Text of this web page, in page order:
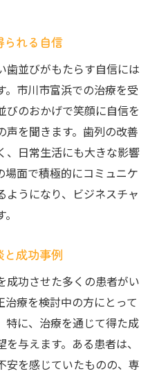
れる自信
歯並びがもたらす自信には
市川市富浜での治療を受
びのおかげで笑顔に自信を
を聞きます。歯列の改善
、日常生活にも大きな影響
場面で積極的にコミュニケ
ようになり、ビジネスチャ
成功事例
成功させた多くの患者がい
治療を検討中の方にとって
特に、治療を通じて得た成
与えます。ある患者は、
安を感じていたものの、専